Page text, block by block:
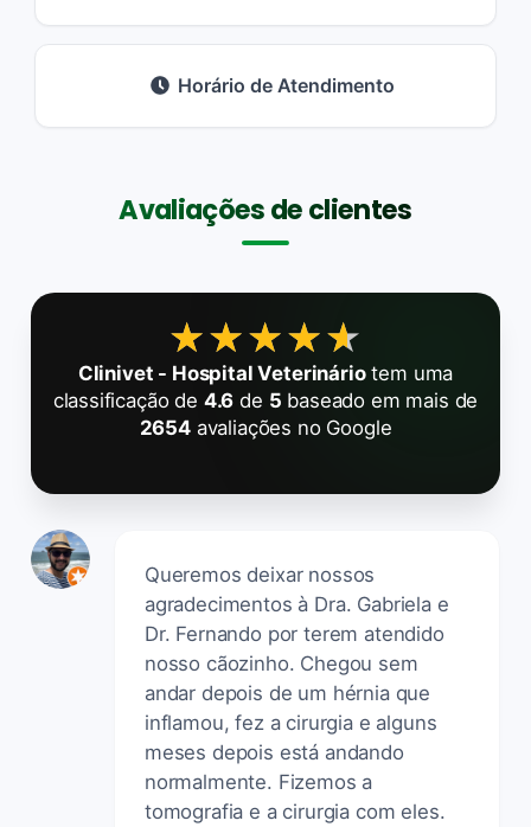
Horário de Atendimento
Avaliações de clientes
★★★★★
★★★★★
Clinivet - Hospital Veterináriotem uma
classificação de 4.6 de 5 baseado em mais de
2654avaliações no Google
Queremos deixar nossos
agradecimentos à Dra. Gabriela e
Dr. Fernando por terem atendido
nosso cãozinho. Chegou sem
andar depois de um hérnia que
inflamou, fez a cirurgia e alguns
meses depois está andando
normalmente. Fizemos a
tomografia e a cirurgia com eles.